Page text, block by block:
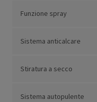
Funzione spray
Sistema anticalcare
Stiratura a secco
Sistema autopulente